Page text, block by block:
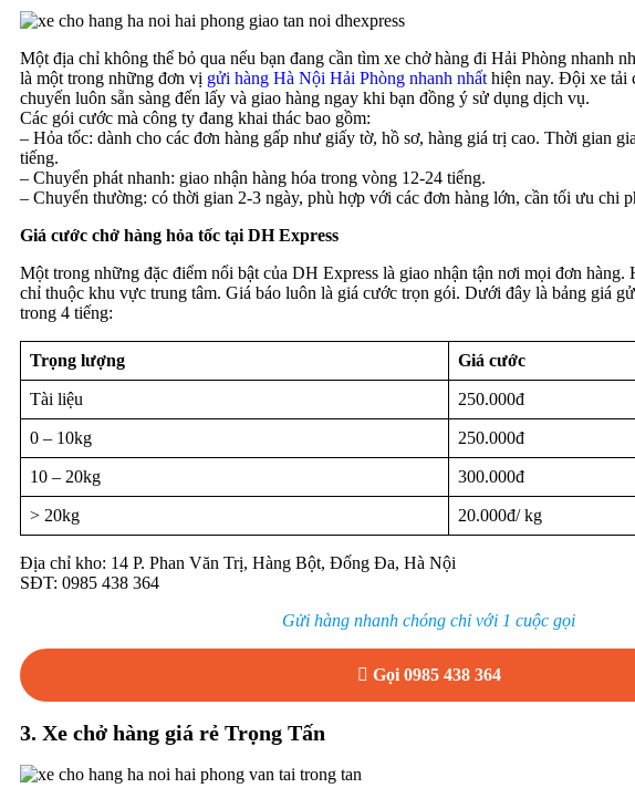
Một địa chỉ không thể bỏ qua nếu bạn đang cần tìm xe chở hàng đi Hải Phòng nhanh
là một trong những đơn vị gửi hàng Hà Nội Hải Phòng nhanh nhất hiện nay. Đội xe tải
chuyến luôn sẵn sàng đến lấy và giao hàng ngay khi bạn đồng ý sử dụng dịch vụ.
Các gói cước mà công ty đang khai thác bao gồm:
– Hỏa tốc: dành cho các đơn hàng gấp như giấy tờ, hồ sơ, hàng giá trị cao. Thời gian
tiếng.
– Chuyển phát nhanh: giao nhận hàng hóa trong vòng 12-24 tiếng.
– Chuyển thường: có thời gian 2-3 ngày, phù hợp với các đơn hàng lớn, cần tối ưu chi
Giá cước chở hàng hỏa tốc tại DH Express
Một trong những đặc điểm nổi bật của DH Express là giao nhận tận nơi mọi đơn hàng.
chỉ thuộc khu vực trung tâm. Giá báo luôn là giá cước trọn gói. Dưới đây là bảng giá
trong 4 tiếng:
Trọng lượng Giá cước
Tài liệu 250.000đ
0 – 10kg 250.000đ
10 – 20kg 300.000đ
> 20kg 20.000đ/ kg
Địa chỉ kho: 14 P. Phan Văn Trị, Hàng Bột, Đống Đa, Hà Nội
SĐT: 0985 438 364
Gửi hàng nhanh chóng chỉ với 1 cuộc gọi
Gọi 0985 438 364
3. Xe chở hàng giá rẻ Trọng Tấn